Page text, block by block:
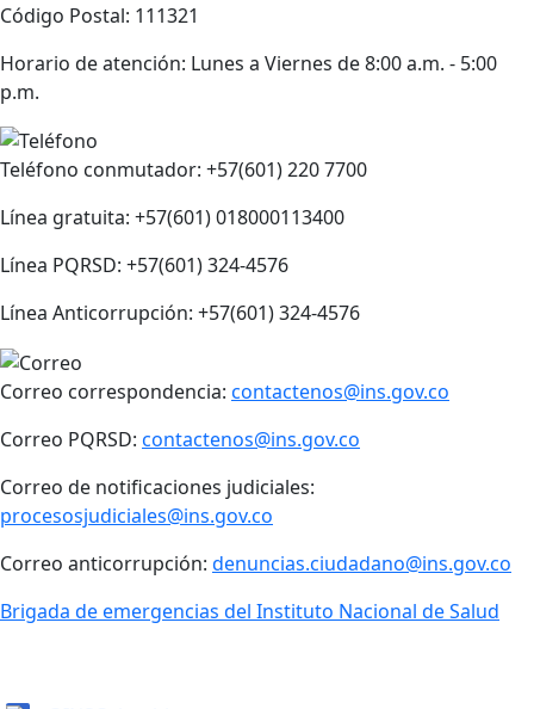
Código Postal: 111321
Horario de atención: Lunes a Viernes de 8:00 a.m. - 5:00
p.m.
Teléfono conmutador: +57(601) 220 7700
Línea gratuita: +57(601) 018000113400
Línea PQRSD: +57(601) 324-4576
Línea Anticorrupción: +57(601) 324-4576
Correo correspondencia: contactenos@ins.gov.co
Correo PQRSD: contactenos@ins.gov.co
Correo de notificaciones judiciales:
procesosjudiciales@ins.gov.co
Correo anticorrupción: denuncias.ciudadano@ins.gov.co
Brigada de emergencias del Instituto Nacional de Salud